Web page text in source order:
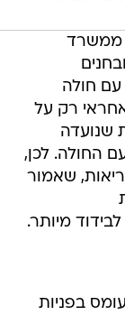
ממשרד
עם חולה
רק על
שנועדה
החולה. לכן,
שאמור
מיותר.
בפניות